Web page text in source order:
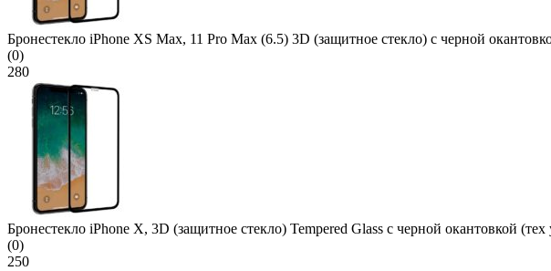
Бронестекло iPhone XS Max, 11 Pro Max (6.5) 3D (защитное стекло) с черной
(0)
280
Бронестекло iPhone X, 3D (защитное стекло) Tempered Glass с черной окантовкой (тех
(0)
250